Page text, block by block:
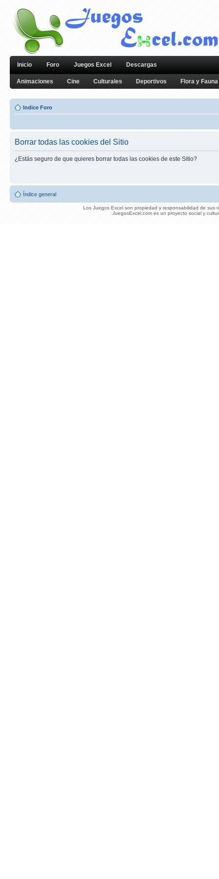
Inicio Foro Juegos Excel Descargas
Animaciones Cine Culturales Deportivos Flora y Fauna
Indice Foro
Borrar todas las cookies del Sitio
¿Estás seguro de que quieres borrar todas las cookies de este Sitio?
Índice general
Los Juegos Excel son propiedad y responsabilidad de sus
JuegosExcel.com es un proyecto social y